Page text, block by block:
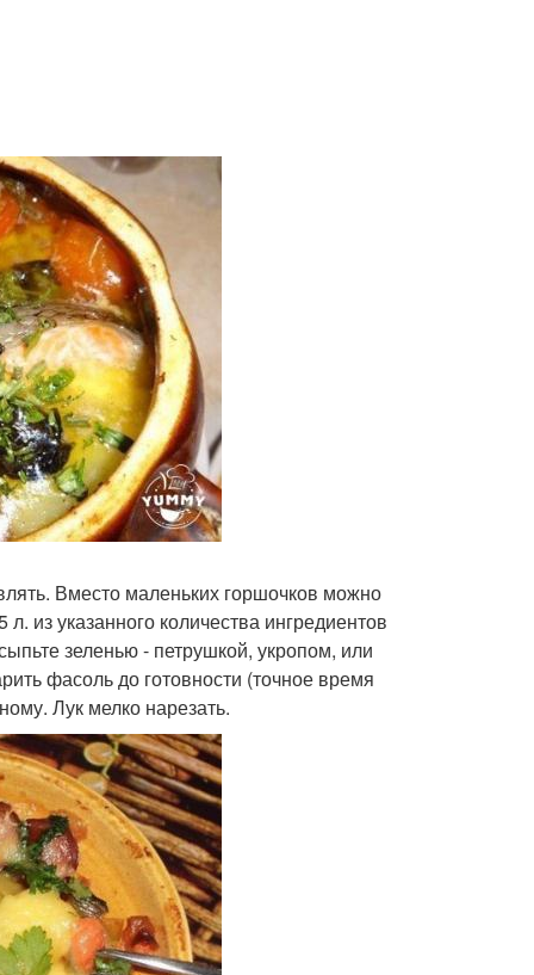
Вместо маленьких горшочков можно
из указанного количества ингредиентов
зеленью - петрушкой, укропом, или
фасоль до готовности (точное время
Лук мелко нарезать.